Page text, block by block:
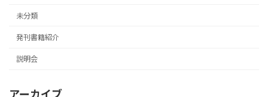
未分類
発刊書籍紹介
説明会
アーカイブ